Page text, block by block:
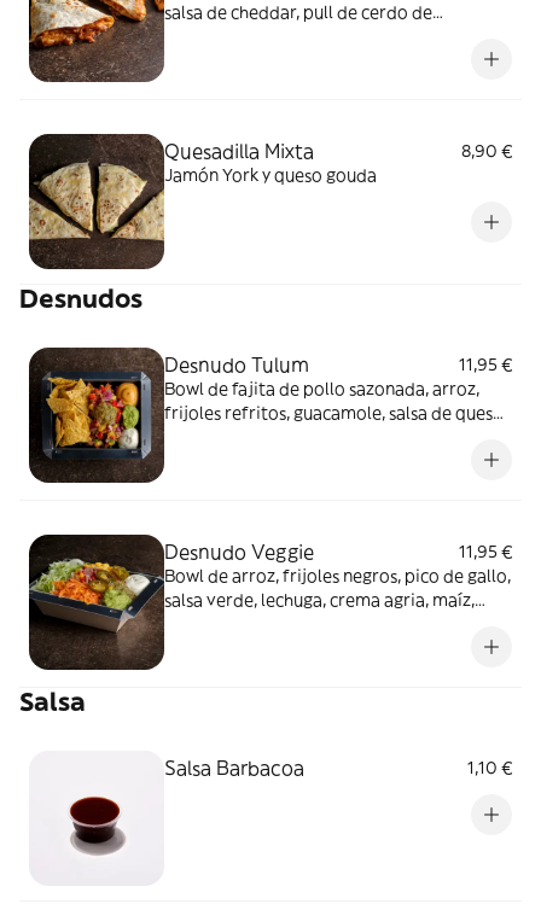
salsa de cheddar, pull de cerdo de
Quesadilla Mixta
8,90 €
Jamón York y queso gouda
Desnudos
Desnudo Tulum
11,95 €
Bowl de fajita de pollo sazonada, arroz,
frijoles refritos, guacamole, salsa de queso
Desnudo Veggie
11,95 €
Bowl de arroz, frijoles negros, pico de gallo,
salsa verde, lechuga, crema agria, maíz,
Salsa
Salsa Barbacoa 1,10 €